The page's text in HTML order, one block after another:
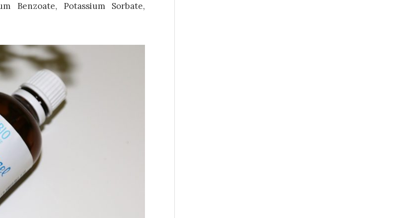
Benzoate, Potassium Sorbate,